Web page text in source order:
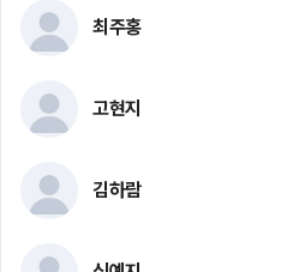
최주홍
고현지
김하람